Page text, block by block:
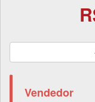
Vendedor